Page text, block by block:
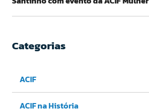
Categorias
ACIF
ACIF na História